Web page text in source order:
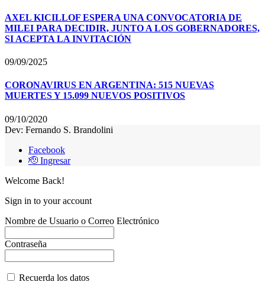
AXEL KICILLOF ESPERA UNA CONVOCATORIA DE
MILEI PARA DECIDIR, JUNTO A LOS GOBERNADORES,
SI ACEPTA LA INVITACIÓN
09/09/2025
CORONAVIRUS EN ARGENTINA: 515 NUEVAS
MUERTES Y 15.099 NUEVOS POSITIVOS
09/10/2020
Dev: Fernando S. Brandolini
Facebook
🫡 Ingresar
Welcome Back!
Sign in to your account
Nombre de Usuario o Correo Electrónico
Contraseña
Recuerda los datos